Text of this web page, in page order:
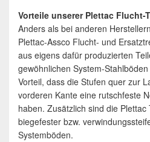
Vorteile unserer Plettac Flucht-
Anders als bei anderen
Plettac-Assco Flucht- und
aus eigens dafür produzierten
gewöhnlichen System-
Vorteil, dass die Stufen quer zur
vorderen Kante eine rutschfeste
haben. Zusätzlich sind die
biegefester bzw.
Systemböden.